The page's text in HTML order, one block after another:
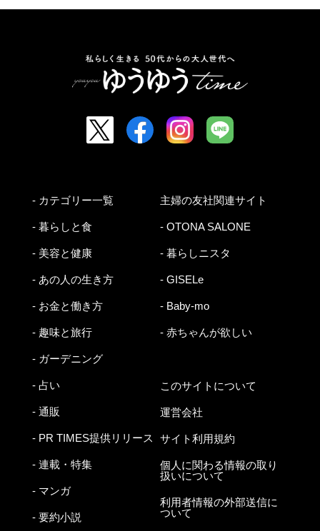
- カテゴリー一覧
- 暮らしと食
- 美容と健康
- あの人の生き方
- お金と働き方
- 趣味と旅行
- ガーデニング
- 占い
- 通販
- PR TIMES提供リリース
- 連載・特集
- マンガ
- 要約小説
主婦の友社関連サイト
- OTONA SALONE
- 暮らしニスタ
- GISELe
- Baby-mo
- 赤ちゃんが欲しい
このサイトについて
運営会社
サイト利用規約
個人に関わる情報の取り
扱いについて
利用者情報の外部送信に
ついて